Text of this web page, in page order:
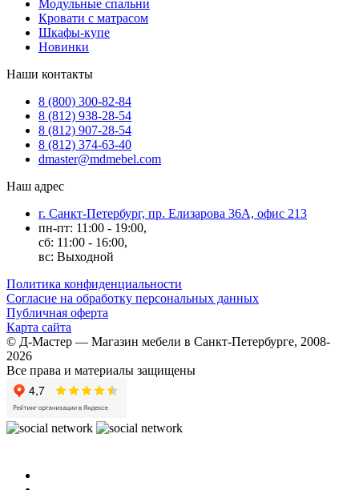
Модульные спальни
Кровати с матрасом
Шкафы-купе
Новинки
Наши контакты
8 (800) 300-82-84
8 (812) 938-28-54
8 (812) 907-28-54
8 (812) 374-63-40
dmaster@mdmebel.com
Наш адрес
г. Санкт-Петербург, пр. Елизарова 36А, офис 213
пн-пт: 11:00 - 19:00,
сб: 11:00 - 16:00,
вс: Выходной
Политика конфиденциальности
Согласие на обработку персональных данных
Публичная оферта
Карта сайта
© Д-Мастер — Магазин мебели в Санкт-Петербурге, 2008-
2026
Все права и материалы защищены